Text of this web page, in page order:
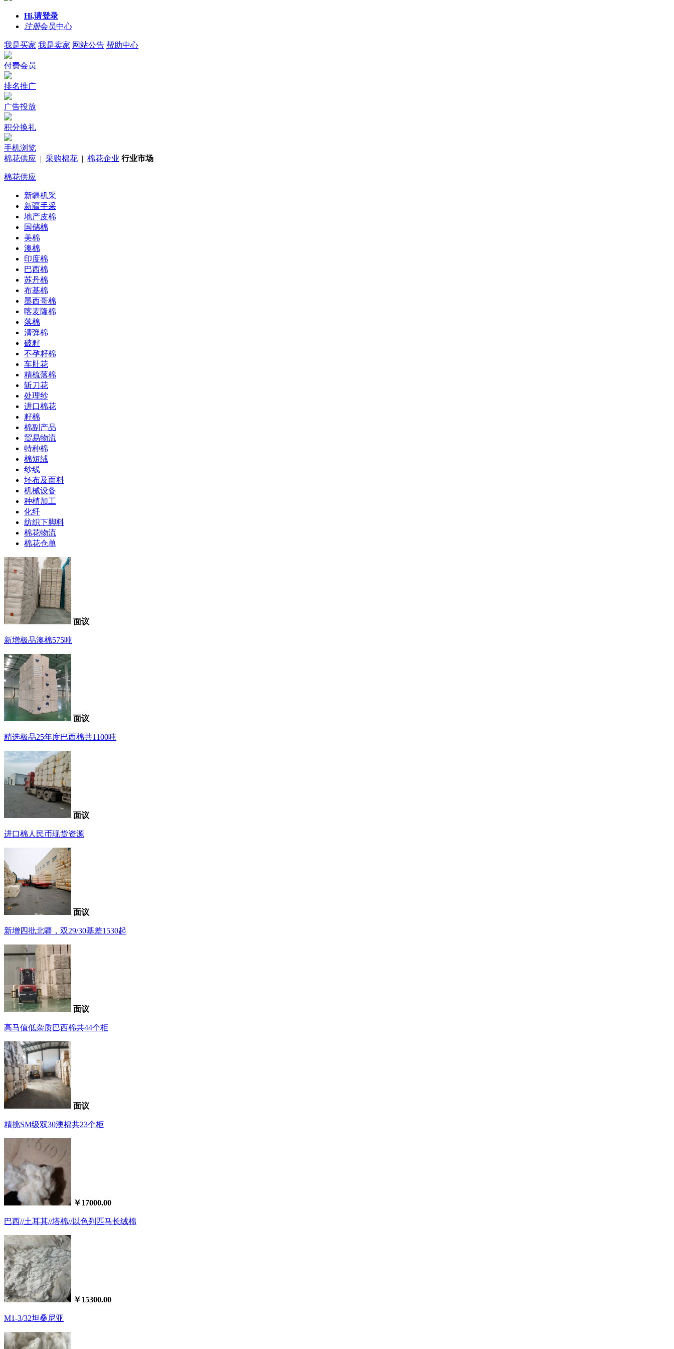
Hi,请登录
注册会员中心
我是买家 我是卖家 网站公告 帮助中心
付费会员
排名推广
广告投放
积分换礼
手机浏览
棉花供应 | 采购棉花 | 棉花企业 行业市场
棉花供应
新疆机采
新疆手采
地产皮棉
国储棉
美棉
澳棉
印度棉
巴西棉
苏丹棉
布基棉
墨西哥棉
喀麦隆棉
落棉
清弹棉
破籽
不孕籽棉
车肚花
精梳落棉
斩刀花
处理纱
进口棉花
籽棉
棉副产品
贸易物流
特种棉
棉短绒
纱线
坯布及面料
机械设备
种植加工
化纤
纺织下脚料
棉花物流
棉花仓单
面议
新增极品澳棉575吨
面议
精选极品25年度巴西棉共1100吨
面议
进口棉人民币现货资源
面议
新增四批北疆，双29/30基差1530起
面议
高马值低杂质巴西棉共44个柜
面议
精挑SM级双30澳棉共23个柜
￥17000.00
巴西//土耳其//塔棉//以色列匹马长绒棉
￥15300.00
M1-3/32坦桑尼亚